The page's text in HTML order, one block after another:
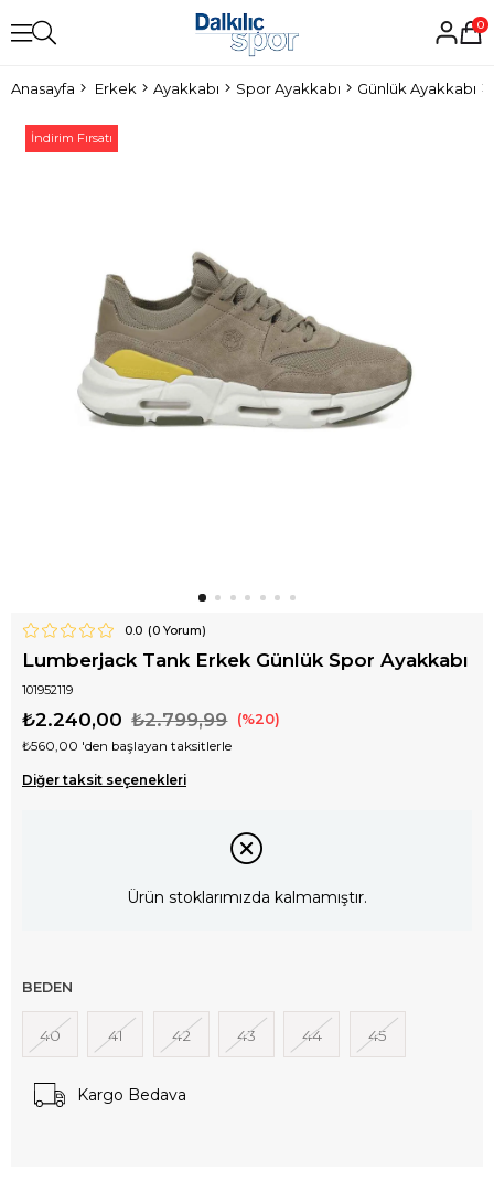
0
Anasayfa Erkek Ayakkabı Spor Ayakkabı Günlük Ayakkabı
İndirim Fırsatı
0.0 (0Yorum)
Lumberjack Tank Erkek Günlük Spor Ayakkabı
101952119
₺2.799,99
₺2.240,00 20
₺560,00 'den başlayan taksitlerle
Diğer taksit seçenekleri
Ürün stoklarımızda kalmamıştır.
BEDEN
40 41 42 43 44 45
Kargo Bedava